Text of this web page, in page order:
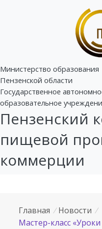
Министерство образования
Пензенской области
Государственное
образовательное
Пензенский
пищевой
коммерции
Главная / Новости /
Мастер-класс